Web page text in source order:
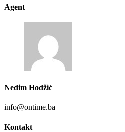
Agent
Nedim Hodžić
info@ontime.ba
Kontakt